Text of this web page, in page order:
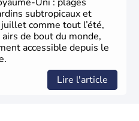
économiquesfondées sur
durablement son
richecontinue de marquer
international.
Uni : plages
subtropicaux et
comme tout l’été,
de bout du monde,
accessible depuis le
Lire l'article